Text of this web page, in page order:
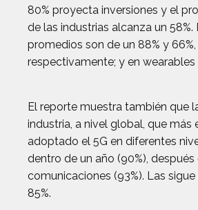
80% proyecta inversiones y el
de las industrias alcanza un 58%.
promedios son de un 88% y 66%,
respectivamente; y en wearables
El reporte muestra también que
industria, a nivel global, que más
adoptado el 5G en diferentes
dentro de un año (90%), después
comunicaciones (93%). Las
85%.